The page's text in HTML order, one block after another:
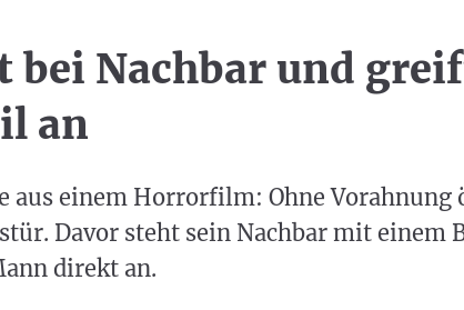
bei Nachbar und
an
aus einem Horrorfilm: Ohne Vorahnung
Davor steht sein Nachbar mit einem
direkt an.